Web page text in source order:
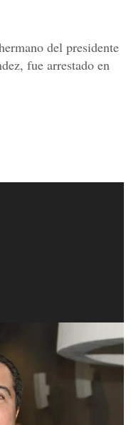
del presidente
fue arrestado en